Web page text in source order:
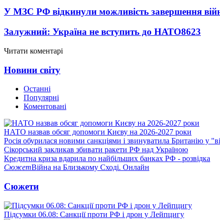
У МЗС РФ відкинули можливість завершення
Залужний: Україна не вступить до НАТО8623
Читати коментарі
Новини світу
Останні
Популярні
Коментовані
НАТО назвав обсяг допомоги Києву на 2026-2027 роки
Росія обурилася новими санкціями і звинуватила Британію у
Сікорський закликав збивати ракети РФ над Україною
Кредитна криза вдарила по найбільших банках РФ - розвідка
СюжетВійна на Близькому Сході. Онлайн
Сюжети
Підсумки 06.08: Санкції проти РФ і дрон у Лейпцигу